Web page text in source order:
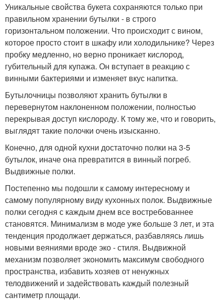
Уникальные свойства букета сохраняются только при
правильном хранении бутылки - в строго
горизонтальном положении. Что происходит с вином,
которое просто стоит в шкафу или холодильнике? Через
пробку медленно, но верно проникает кислород,
губительный для купажа. Он вступает в реакцию с
винными бактериями и изменяет вкус напитка.
Бутылочницы позволяют хранить бутылки в
перевернутом наклоненном положении, полностью
перекрывая доступ кислороду. К тому же, что и говорить,
выглядят такие полочки очень изысканно.
Конечно, для одной кухни достаточно полки на 3-5
бутылок, иначе она превратится в винный погреб.
Выдвижные полки.
Постепенно мы подошли к самому интересному и
самому популярному виду кухонных полок. Выдвижные
полки сегодня с каждым днем все востребованнее
становятся. Минимализм в моде уже больше 3 лет, и эта
тенденция продолжает держаться, разбавляясь лишь
новыми веяниями вроде эко - стиля. Выдвижной
механизм позволяет экономить максимум свободного
пространства, избавить хозяев от ненужных
телодвижений и задействовать каждый полезный
сантиметр площади.